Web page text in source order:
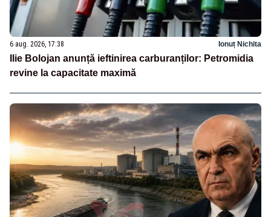
6 aug. 2026, 17:38 Ionuț Nichita
Ilie Bolojan anunță ieftinirea carburanților: Petromidia
revine la capacitate maximă